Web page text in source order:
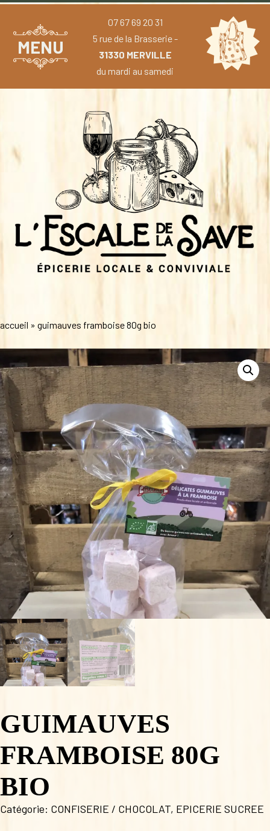
MENU
07 67 69 20 31
5 rue de la Brasserie -
31330 MERVILLE
du mardi au samedi
accueil » guimauves framboise 80g bio
GUIMAUVES
FRAMBOISE 80G
BIO
Catégorie: CONFISERIE / CHOCOLAT, EPICERIE SUCREE